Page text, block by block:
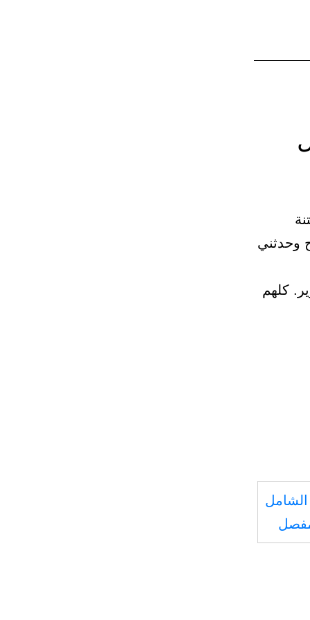
ح وحدثني
كلهم
الشامل